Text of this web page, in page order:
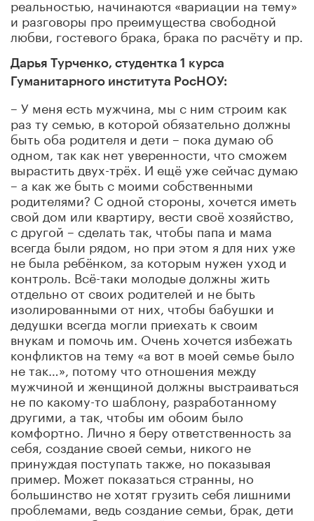
реальностью, начинаются «вариации на тему»
и разговоры про преимущества свободной
любви, гостевого брака, брака по расчёту и пр.
Дарья Турченко, студентка 1 курса
Гуманитарного института РосНОУ:
– У меня есть мужчина, мы с ним строим как
раз ту семью, в которой обязательно должны
быть оба родителя и дети – пока думаю об
одном, так как нет уверенности, что сможем
вырастить двух-трёх. И ещё уже сейчас думаю
– а как же быть с моими собственными
родителями? С одной стороны, хочется иметь
свой дом или квартиру, вести своё хозяйство,
с другой – сделать так, чтобы папа и мама
всегда были рядом, но при этом я для них уже
не была ребёнком, за которым нужен уход и
контроль. Всё-таки молодые должны жить
отдельно от своих родителей и не быть
изолированными от них, чтобы бабушки и
дедушки всегда могли приехать к своим
внукам и помочь им. Очень хочется избежать
конфликтов на тему «а вот в моей семье было
не так…», потому что отношения между
мужчиной и женщиной должны выстраиваться
не по какому-то шаблону, разработанному
другими, а так, чтобы им обоим было
комфортно. Лично я беру ответственность за
себя, создание своей семьи, никого не
принуждая поступать также, но показывая
пример. Может показаться странны, но
большинство не хотят грузить себя лишними
проблемами, ведь создание семьи, брак, дети